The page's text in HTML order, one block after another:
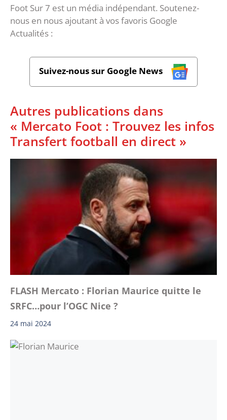
Foot Sur 7 est un média indépendant. Soutenez-
nous en nous ajoutant à vos favoris Google
Actualités :
Suivez-nous sur Google News
Autres publications dans
« Mercato Foot : Trouvez les infos
Transfert football en direct »
FLASH Mercato : Florian Maurice quitte le
SRFC…pour l’OGC Nice ?
24 mai 2024